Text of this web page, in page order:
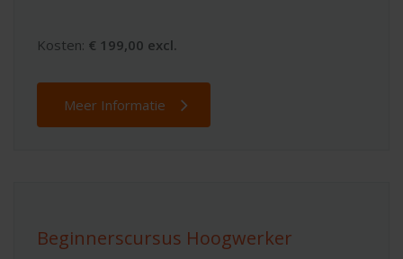
Kosten: € 199,00 excl.
Meer Informatie
Beginnerscursus Hoogwerker